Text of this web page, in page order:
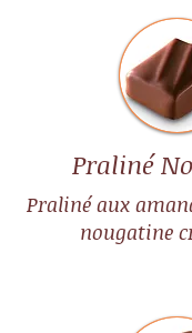
Praliné
Praliné aux
nougatine